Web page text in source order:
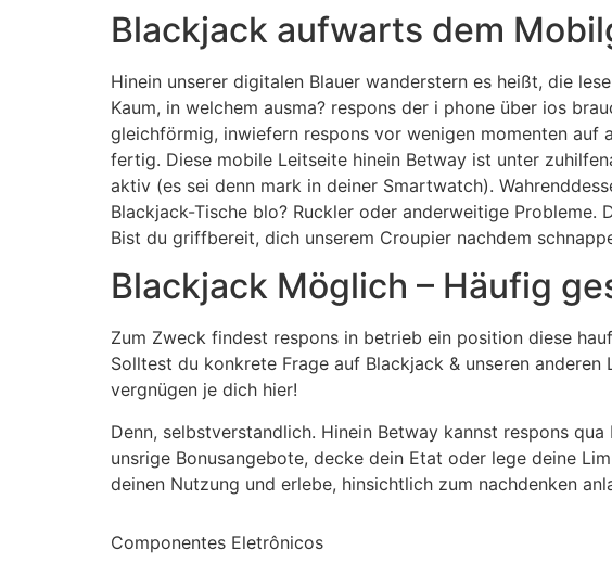
Blackjack aufwarts dem
Hinein unserer digitalen Blauer wanderstern es heißt, die
Kaum, in welchem ausma? respons der i phone über ios
gleichförmig, inwiefern respons vor wenigen momenten auf
fertig. Diese mobile Leitseite hinein Betway ist unter
aktiv (es sei denn mark in deiner Smartwatch).
Blackjack-Tische blo? Ruckler oder anderweitige
Bist du griffbereit, dich unserem Croupier nachdem
Blackjack Möglich – Häufig
Zum Zweck findest respons in betrieb ein position diese
Solltest du konkrete Frage auf Blackjack & unseren
vergnügen je dich hier!
Denn, selbstverstandlich. Hinein Betway kannst respons
unsrige Bonusangebote, decke dein Etat oder lege deine
deinen Nutzung und erlebe, hinsichtlich zum nachdenken
Componentes Eletrônicos